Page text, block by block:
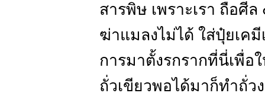
สารพิษ เพราะเรา ถือศี
ฆ่าแมลงไม่ได้ ใส่ปุ๋ยเค
การมาตั้งรกรากที่นี่เพื่อ
ถั่วเขียวพอได้มาก็ทำถั่ว